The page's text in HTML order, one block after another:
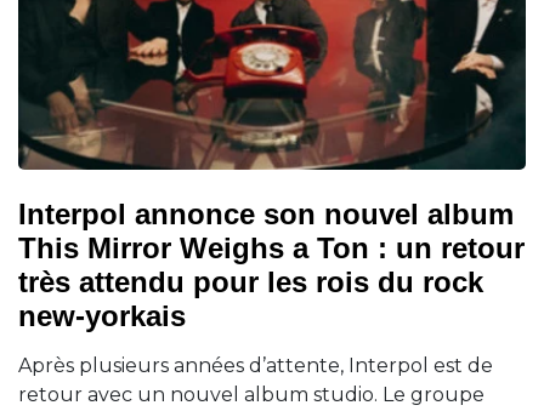
Interpol annonce son nouvel album
This Mirror Weighs a Ton : un retour
très attendu pour les rois du rock
new-yorkais
Après plusieurs années d’attente, Interpol est de
retour avec un nouvel album studio. Le groupe